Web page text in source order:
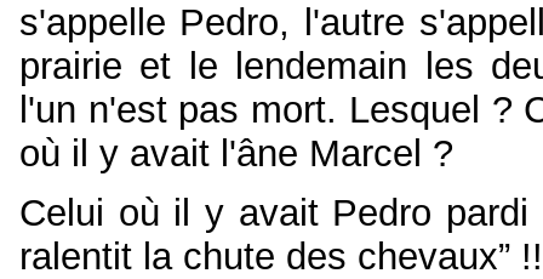
s'appelle Pedro, l'autre
prairie et le lendemain les
l'un n'est pas mort. Lesquel ?
où il y avait l'âne Marcel ?
Celui où il y avait Pedro
ralentit la chute des chevaux”